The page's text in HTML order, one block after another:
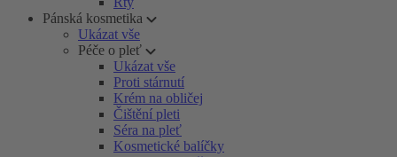
Pánská kosmetika
Ukázat vše
Péče o pleť
Ukázat vše
Proti stárnutí
Krém na obličej
Čištění pleti
Séra na pleť
Kosmetické balíčky